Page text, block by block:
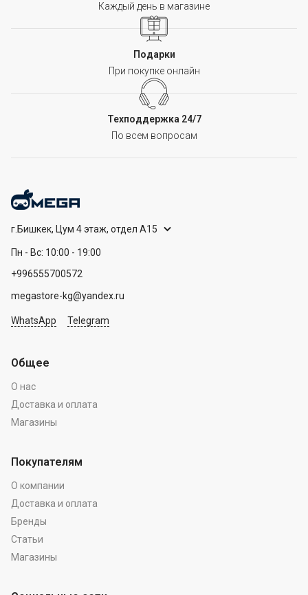
Каждый день в магазине
Подарки
При покупке онлайн
Техподдержка 24/7
По всем вопросам
г.Бишкек, Цум 4 этаж, отдел А15
Пн - Вс: 10:00 - 19:00
+996555700572
megastore-kg@yandex.ru
WhatsApp Telegram
Общее
О нас
Доставка и оплата
Магазины
Покупателям
О компании
Доставка и оплата
Бренды
Статьи
Магазины